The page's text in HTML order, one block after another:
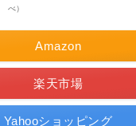
べ）
Amazon
楽天市場
Yahooショッピング